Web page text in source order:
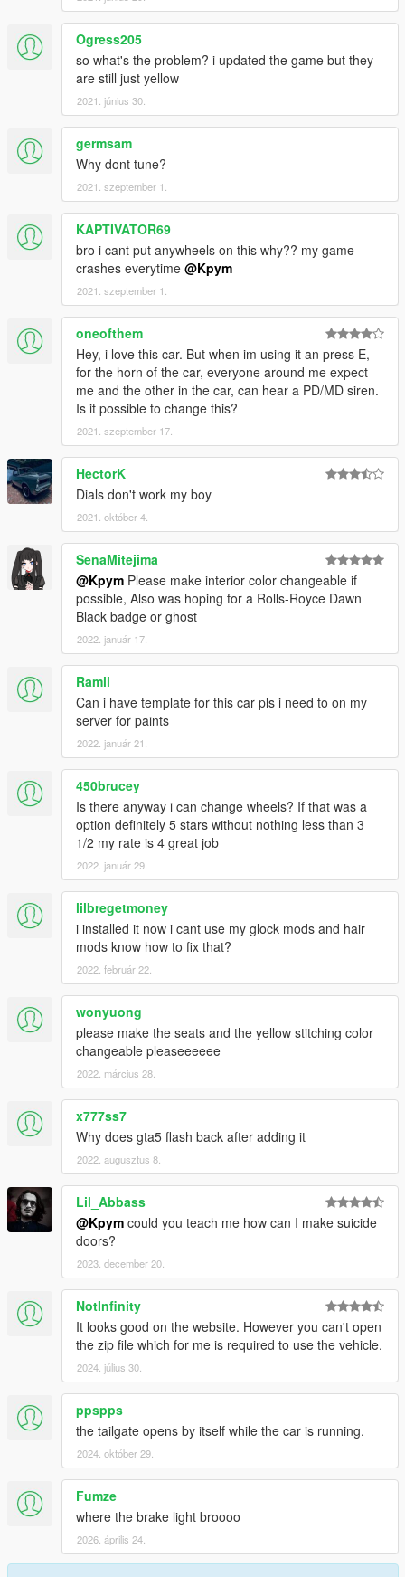
Ogress205
so what's the problem? i updated the game but they
are still just yellow
2021. június 30.
germsam
Why dont tune?
2021. szeptember 1.
KAPTIVATOR69
bro i cant put anywheels on this why?? my game
crashes everytime @Kpym
2021. szeptember 1.
oneofthem
Hey, i love this car. But when im using it an press E,
for the horn of the car, everyone around me expect
me and the other in the car, can hear a PD/MD siren.
Is it possible to change this?
2021. szeptember 17.
HectorK
Dials don't work my boy
2021. október 4.
SenaMitejima
@Kpym Please make interior color changeable if
possible, Also was hoping for a Rolls-Royce Dawn
Black badge or ghost
2022. január 17.
Ramii
Can i have template for this car pls i need to on my
server for paints
2022. január 21.
450brucey
Is there anyway i can change wheels? If that was a
option definitely 5 stars without nothing less than 3
1/2 my rate is 4 great job
2022. január 29.
lilbregetmoney
i installed it now i cant use my glock mods and hair
mods know how to fix that?
2022. február 22.
wonyuong
please make the seats and the yellow stitching color
changeable pleaseeeeee
2022. március 28.
x777ss7
Why does gta5 flash back after adding it
2022. augusztus 8.
Lil_Abbass
@Kpym could you teach me how can I make suicide
doors?
2023. december 20.
NotInfinity
It looks good on the website. However you can't open
the zip file which for me is required to use the vehicle.
2024. július 30.
ppspps
the tailgate opens by itself while the car is running.
2024. október 29.
Fumze
where the brake light broooo
2026. április 24.